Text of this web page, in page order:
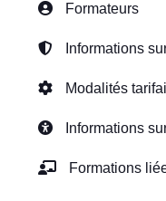
Formateurs
Informations
Modalités
Informations
Formations